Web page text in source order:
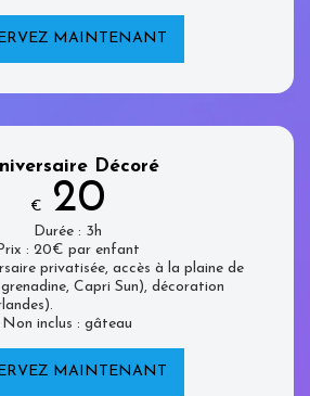
MAINTENANT
Décoré
€ 20
Durée : 3h
Prix : 20€ par enfant
privatisée, accès à la plaine de
Capri Sun), décoration
Non inclus : gâteau
MAINTENANT